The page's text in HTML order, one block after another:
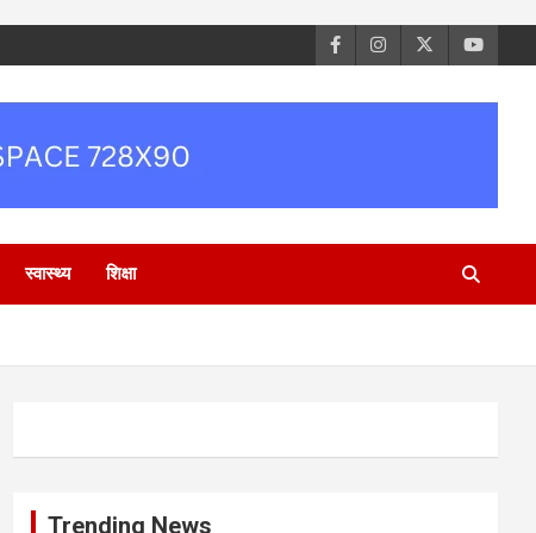
स्वास्थ्य शिक्षा
Trending News